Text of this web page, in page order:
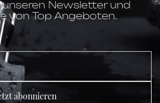
unseren Newsletter und
von Top Angeboten.
abonnieren